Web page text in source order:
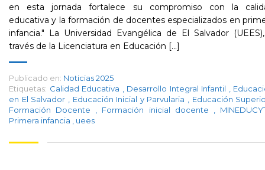
en esta jornada fortalece su compromiso con la
educativa y la formación de docentes especializados en
infancia." La Universidad Evangélica de El Salvador
través de la Licenciatura en Educación [...]
Publicado en: Noticias 2025
Etiquetas: Calidad Educativa Desarrollo Integral Infantil
en El Salvador
Educación Inicial y Parvularia
Educación
Formación Docente
Formación inicial docente
Primera infancia
uees